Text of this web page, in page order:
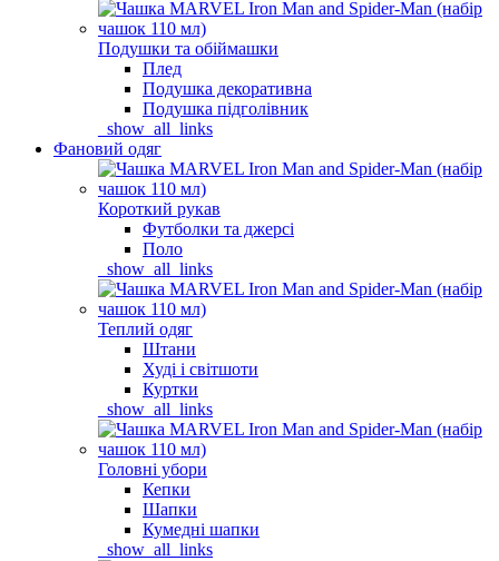
Подушки та обіймашки
Плед
Подушка декоративна
Подушка підголівник
_show_all_links
Фановий одяг
Короткий рукав
Футболки та джерсі
Поло
_show_all_links
Теплий одяг
Штани
Худі і світшоти
Куртки
_show_all_links
Головні убори
Кепки
Шапки
Кумедні шапки
_show_all_links